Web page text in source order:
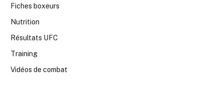
Fiches boxeurs
Nutrition
Résultats UFC
Training
Vidéos de combat